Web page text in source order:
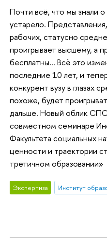
Почти всё, что мы знали
устарело.
рабочих, статусно
проигрывает высшему, а
бесплатны... Всё это
последние 10 лет, и
конкурент вузу в глазах
похоже, будет
дальше. Новый облик
совместном семинаре
Факультета социальных
ценности и траектории
третичном образовании»
Экспертиза Институт